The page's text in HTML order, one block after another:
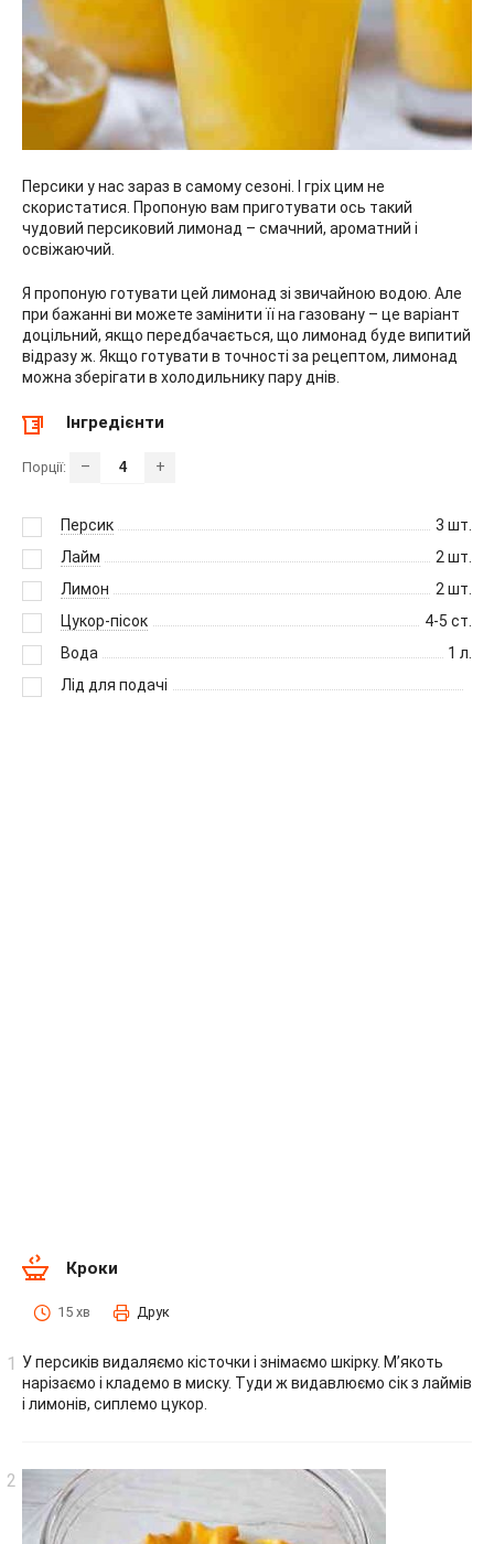
Персики у нас зараз в самому сезоні. І гріх цим не
скористатися. Пропоную вам приготувати ось такий
чудовий персиковий лимонад – смачний, ароматний і
освіжаючий.
Я пропоную готувати цей лимонад зі звичайною водою. Але
при бажанні ви можете замінити її на газовану – це варіант
доцільний, якщо передбачається, що лимонад буде випитий
відразу ж. Якщо готувати в точності за рецептом, лимонад
можна зберігати в холодильнику пару днів.
Інгредієнти
Порції: – +
Персик 3 шт.
Лайм
2шт.
Лимон
2шт.
Цукор-пісок
4-5 ст.
Вода
1 л.
Лід для подачі
Кроки
15 хв Друк
У персиків видаляємо кісточки і знімаємо шкірку. М’якоть
нарізаємо і кладемо в миску. Туди ж видавлюємо сік з лаймів
і лимонів, сиплемо цукор.